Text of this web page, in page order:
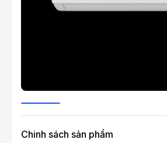
Chinh sách sản phẩm